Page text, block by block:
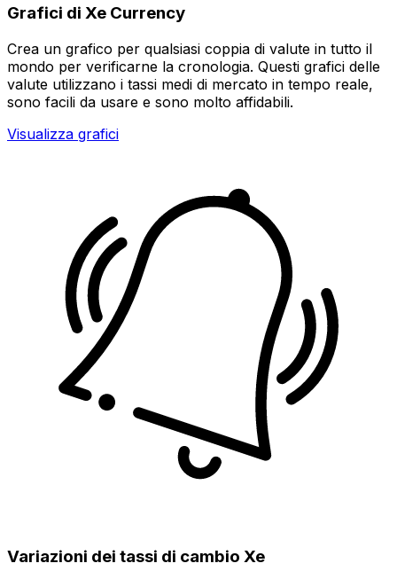
Grafici di Xe Currency
Crea un grafico per qualsiasi coppia di valute in tutto il
mondo per verificarne la cronologia. Questi grafici delle
valute utilizzano i tassi medi di mercato in tempo reale,
sono facili da usare e sono molto affidabili.
Visualizza grafici
Variazioni dei tassi di cambio Xe